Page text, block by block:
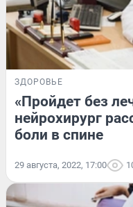
ЗДОРОВЬЕ
«Пройдет без
нейрохирург
боли в спине
29 августа, 2022, 17:00